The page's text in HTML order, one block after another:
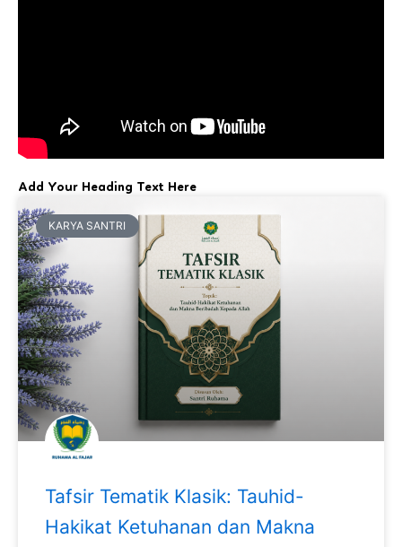
Add Your Heading Text Here
KARYA SANTRI
Tafsir Tematik Klasik: Tauhid-
Hakikat Ketuhanan dan Makna